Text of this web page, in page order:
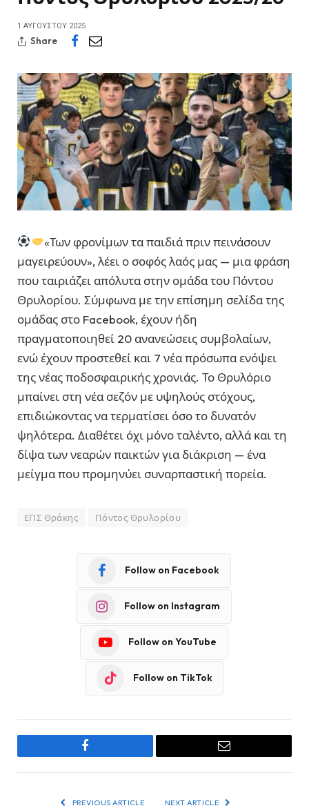
1 ΑΥΓΟΎΣΤΟΥ 2025
Share
«Των φρονίμων τα παιδιά πριν πεινάσουν
μαγειρεύουν», λέει ο σοφός λαός μας — μια φράση
που ταιριάζει απόλυτα στην ομάδα του Πόντου
Θρυλορίου. Σύμφωνα με την επίσημη σελίδα της
ομάδας στο Facebook, έχουν ήδη
πραγματοποιηθεί 20 ανανεώσεις συμβολαίων,
ενώ έχουν προστεθεί και 7 νέα πρόσωπα ενόψει
της νέας ποδοσφαιρικής χρονιάς. Το Θρυλόριο
μπαίνει στη νέα σεζόν με υψηλούς στόχους,
επιδιώκοντας να τερματίσει όσο το δυνατόν
ψηλότερα. Διαθέτει όχι μόνο ταλέντο, αλλά και τη
δίψα των νεαρών παικτών για διάκριση — ένα
μείγμα που προμηνύει συναρπαστική πορεία.
ΕΠΣ Θράκης Πόντος Θρυλορίου
Follow on Facebook
Follow on Instagram
Follow on YouTube
Follow on TikTok
Facebook Email
PREVIOUS ARTICLE NEXT ARTICLE